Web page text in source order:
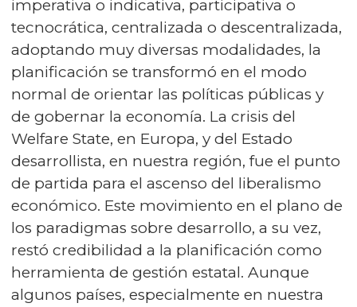
imperativa o indicativa, participativa o
tecnocrática, centralizada o descentralizada,
adoptando muy diversas modalidades, la
planificación se transformó en el modo
normal de orientar las políticas públicas y
de gobernar la economía. La crisis del
Welfare State, en Europa, y del Estado
desarrollista, en nuestra región, fue el punto
de partida para el ascenso del liberalismo
económico. Este movimiento en el plano de
los paradigmas sobre desarrollo, a su vez,
restó credibilidad a la planificación como
herramienta de gestión estatal. Aunque
algunos países, especialmente en nuestra